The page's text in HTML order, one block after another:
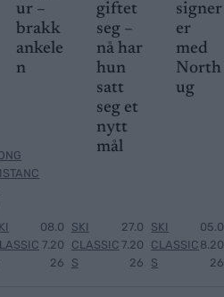
ur –
brakk
ankele
n
08.0
7.20
26
giftet
seg –
nå har
hun
satt
seg et
nytt
mål
SKI
CLASSIC
S
27.0
7.20
26
signer
er
med
North
ug
SKI
CLASSIC
S
05.0
8.20
26